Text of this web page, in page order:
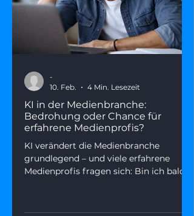
KI in der Medienbranche:
Bedrohung oder Chance für
erfahrene Medienprofis?
KI verändert die Medienbranche
grundlegend – und viele erfahrene
Medienprofis fragen sich: Bin ich bald
-
10. Feb.
4 Min. Lesezeit